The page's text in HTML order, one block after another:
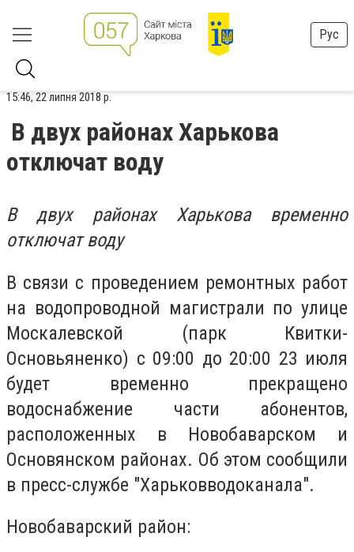
Рус
15:46, 22 липня 2018 р.
В двух районах Харькова
отключат воду
В двух районах Харькова временно
отключат воду
В связи с проведением ремонтных работ
на водопроводной магистрали по улице
Москалевской (парк Квитки-
Основьяненко) с 09:00 до 20:00 23 июля
будет временно прекращено
водоснабжение части абонентов,
расположенных в Новобаварском и
Основянском районах. Об этом сообщили
в пресс-службе "Харьковводоканала".
Новобаварский район: